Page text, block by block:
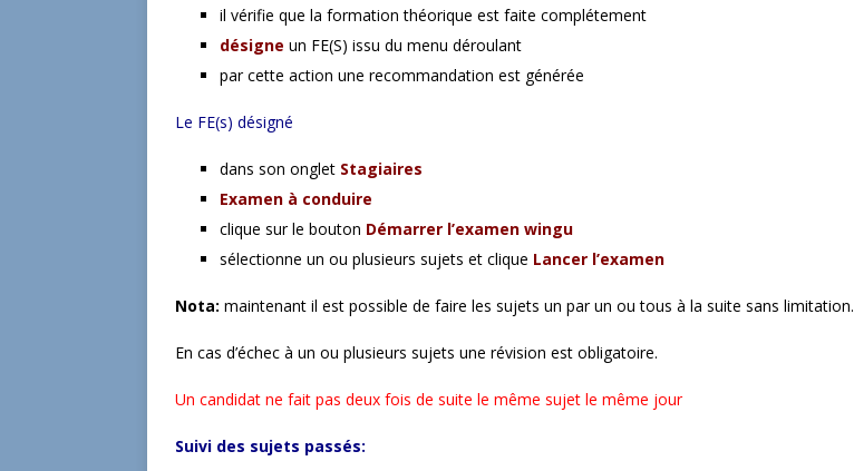
il vérifie que la formation théorique est faite complétement
désigne un FE(S) issu du menu déroulant
par cette action une recommandation est générée
Le FE(s) désigné
dans son onglet Stagiaires
Examen à conduire
clique sur le bouton Démarrer l’examen wingu
sélectionne un ou plusieurs sujets et clique Lancer l’examen
Nota: maintenant il est possible de faire les sujets un par un ou tous à la suite sans limitation.
En cas d’échec à un ou plusieurs sujets une révision est obligatoire.
Un candidat ne fait pas deux fois de suite le même sujet le même jour
Suivi des sujets passés: